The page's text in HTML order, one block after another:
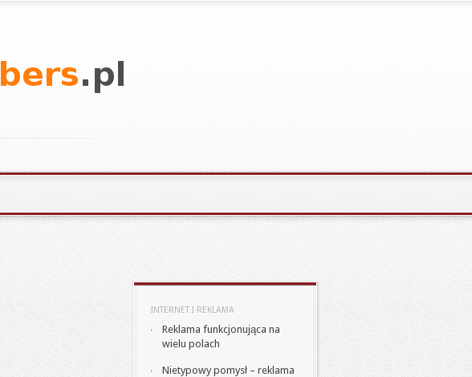
INTERNET I REKLAMA
Reklama funkcjonująca na
wielu polach
Nietypowy pomysł – reklama